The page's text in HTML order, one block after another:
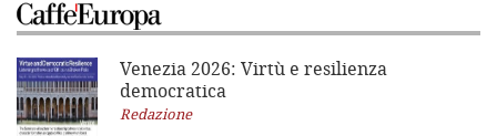
Venezia 2026: Virtù e resilienza
democratica
Redazione